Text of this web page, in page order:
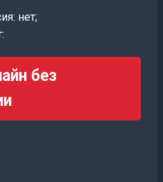
нет;
без